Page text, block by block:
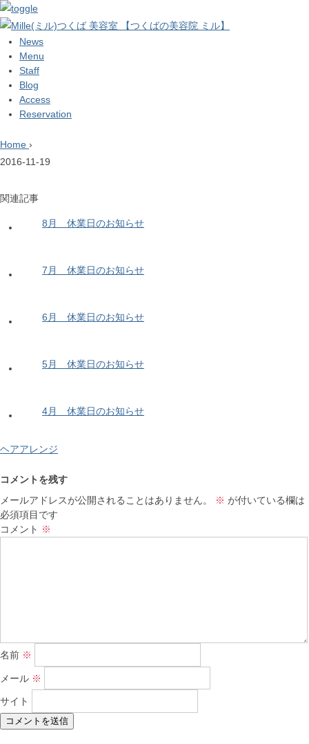
News
Menu
Staff
Blog
Access
Reservation
Home ›
2016-11-19
関連記事
8月 休業日のお知らせ
7月 休業日のお知らせ
6月 休業日のお知らせ
5月 休業日のお知らせ
4月 休業日のお知らせ
ヘアアレンジ
コメントを残す
メールアドレスが公開されることはありません。
※ が付いている欄は
必須項目です
コメント ※
名前 ※
メール ※
サイト